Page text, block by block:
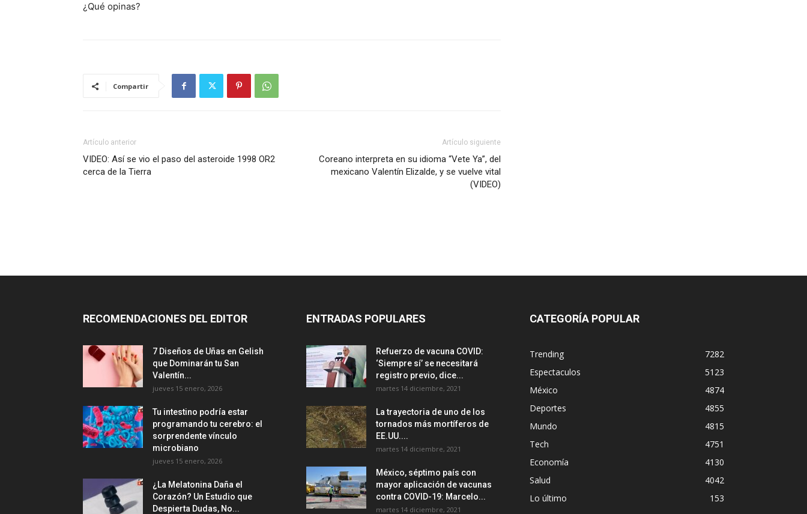
¿Qué opinas?
Compartir
Artículo anterior
VIDEO: Así se vio el paso del asteroide 1998 OR2
cerca de la Tierra
Artículo siguiente
Coreano interpreta en su idioma “Vete Ya”, del
mexicano Valentín Elizalde, y se vuelve vital
(VIDEO)
RECOMENDACIONES DEL EDITOR
7 Diseños de Uñas en Gelish
que Dominarán tu San
Valentín...
jueves 15 enero, 2026
Tu intestino podría estar
programando tu cerebro: el
sorprendente vínculo
microbiano
jueves 15 enero, 2026
¿La Melatonina Daña el
Corazón? Un Estudio que
Despierta Dudas, No...
ENTRADAS POPULARES
Refuerzo de vacuna COVID:
‘Siempre sí’ se necesitará
registro previo, dice...
martes 14 diciembre, 2021
La trayectoria de uno de los
tornados más mortíferos de
EE.UU....
martes 14 diciembre, 2021
México, séptimo país con
mayor aplicación de vacunas
contra COVID-19: Marcelo...
martes 14 diciembre, 2021
CATEGORÍA POPULAR
Trending
7282
Espectaculos
5123
México
4874
Deportes
4855
Mundo
4815
Tech
4751
Economía
4130
Salud
4042
Lo último
153